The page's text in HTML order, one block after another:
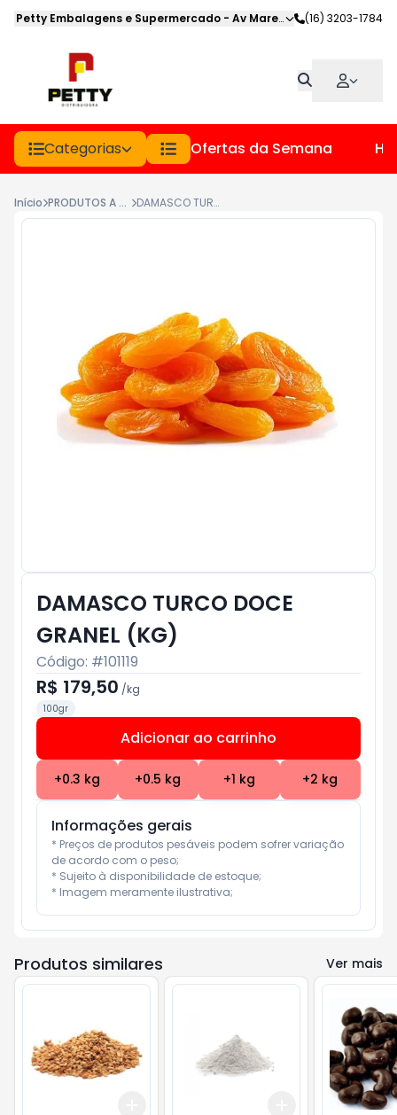
Petty Embalagens e Supermercado - Av Marechal Deodoro,
(16) 3203-1784
Categorias Ofertas da Semana
Início PRODUTOS A GRANEL DAMASCO TURCO DOCE GRANEL (KG)
DAMASCO TURCO DOCE
GRANEL (KG)
Código: #101119
R$ 179,50 /kg
100gr
Adicionar ao carrinho
+0.3 kg +0.5 kg +1 kg +2 kg
Informações gerais
* Preços de produtos pesáveis podem sofrer variação
de acordo com o peso;
* Sujeito à disponibilidade de estoque;
* Imagem meramente ilustrativa;
Produtos similares Ver mais
+0.5kg